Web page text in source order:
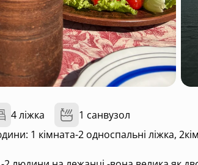
4 ліжка
1 санвузол
1 кімната-2 односпальні ліжка,